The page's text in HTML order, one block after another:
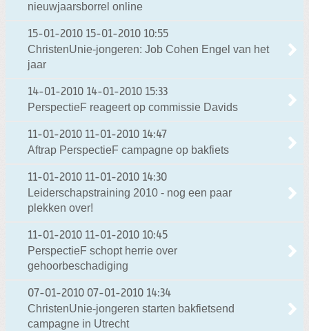
nieuwjaarsborrel online
15-01-2010 15-01-2010 10:55
ChristenUnie-jongeren: Job Cohen Engel van het
jaar
14-01-2010 14-01-2010 15:33
PerspectieF reageert op commissie Davids
11-01-2010 11-01-2010 14:47
Aftrap PerspectieF campagne op bakfiets
11-01-2010 11-01-2010 14:30
Leiderschapstraining 2010 - nog een paar
plekken over!
11-01-2010 11-01-2010 10:45
PerspectieF schopt herrie over
gehoorbeschadiging
07-01-2010 07-01-2010 14:34
ChristenUnie-jongeren starten bakfietsend
campagne in Utrecht